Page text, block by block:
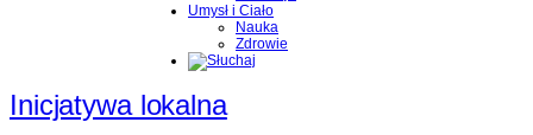
Umysł i Ciało
Nauka
Zdrowie
Inicjatywa lokalna